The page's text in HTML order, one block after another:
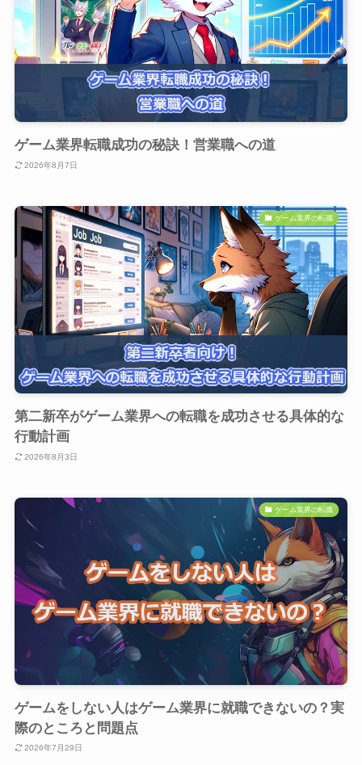
ゲーム業界転職成功の秘訣！営業職への道
2026年8月7日
ゲーム業界の転職
第二新卒がゲーム業界への転職を成功させる具体的な
行動計画
2026年8月3日
ゲーム業界の転職
ゲームをしない人はゲーム業界に就職できないの？実
際のところと問題点
2026年7月29日